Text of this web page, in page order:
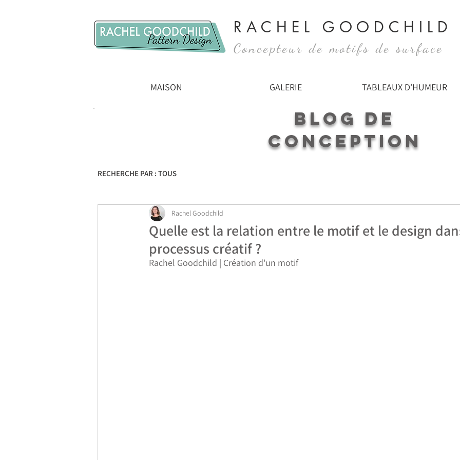
RACHEL GOODCHILD
Concepteur de motifs de surface
MAISON GALERIE TABLEAUX D'HUMEUR
Blog de
conception
RECHERCHE PAR : TOUS
Quelle est la relation entre le motif et le design
processus créatif ?
Rachel Goodchild
Rachel Goodchild | Création d'un motif